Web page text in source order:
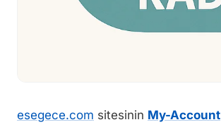
esegece.com sitesinin My-Account